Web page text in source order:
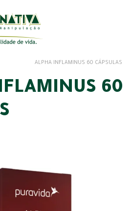
ALPHA INFLAMINUS 60 CÁPSULAS
60